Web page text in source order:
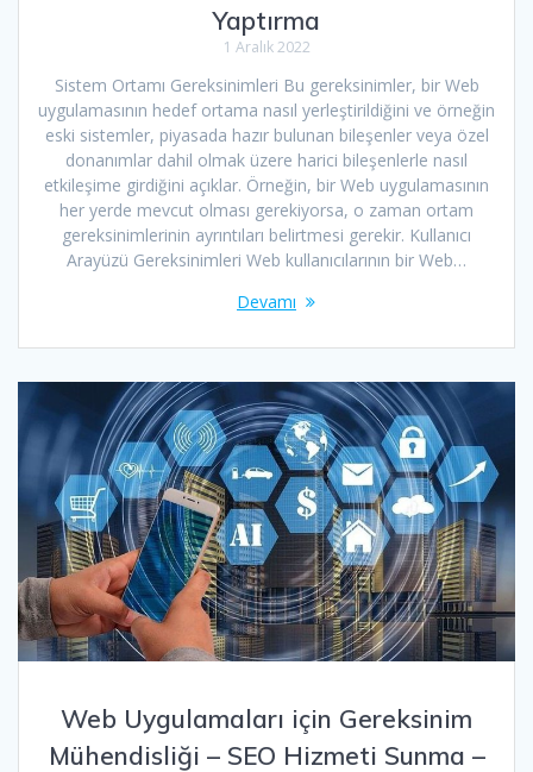
Yaptırma
1 Aralık 2022
Sistem Ortamı Gereksinimleri Bu gereksinimler, bir Web
uygulamasının hedef ortama nasıl yerleştirildiğini ve örneğin
eski sistemler, piyasada hazır bulunan bileşenler veya özel
donanımlar dahil olmak üzere harici bileşenlerle nasıl
etkileşime girdiğini açıklar. Örneğin, bir Web uygulamasının
her yerde mevcut olması gerekiyorsa, o zaman ortam
gereksinimlerinin ayrıntıları belirtmesi gerekir. Kullanıcı
Arayüzü Gereksinimleri Web kullanıcılarının bir Web…
Devamı
Web Uygulamaları için Gereksinim
Mühendisliği – SEO Hizmeti Sunma –